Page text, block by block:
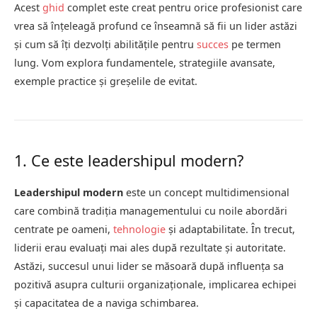
Acest ghid complet este creat pentru orice profesionist care
vrea să înțeleagă profund ce înseamnă să fii un lider astăzi
și cum să îți dezvolți abilitățile pentru succes pe termen
lung. Vom explora fundamentele, strategiile avansate,
exemple practice și greșelile de evitat.
1. Ce este leadershipul modern?
Leadershipul modern este un concept multidimensional
care combină tradiția managementului cu noile abordări
centrate pe oameni, tehnologie și adaptabilitate. În trecut,
liderii erau evaluați mai ales după rezultate și autoritate.
Astăzi, succesul unui lider se măsoară după influența sa
pozitivă asupra culturii organizaționale, implicarea echipei
și capacitatea de a naviga schimbarea.